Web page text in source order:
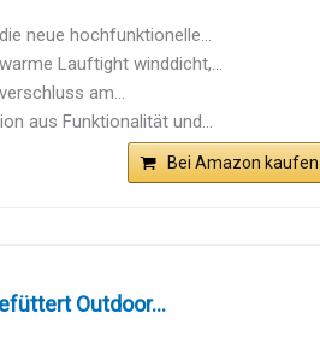
neue hochfunktionelle...
Lauftight winddicht,...
am...
aus Funktionalität und...
Bei Amazon kaufen
Outdoor...